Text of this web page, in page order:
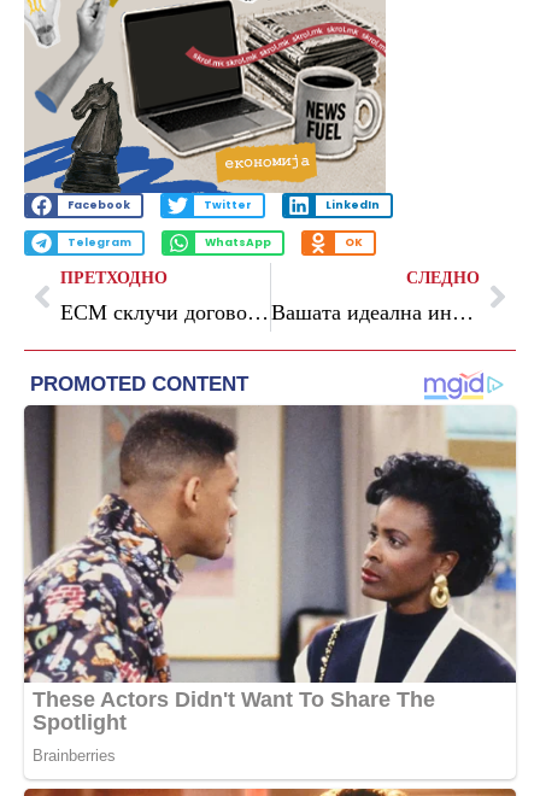
Facebook Twitter LinkedIn
Telegram WhatsApp OK
ПРЕТХОДНО
ЕСМ склучи договор со фирмата „Топлина“ за ископ на јаглен
СЛЕДНО
Вашата идеална инвестиција: Остануваат уште пет дена за искористување на ексклузивната зимска понуда за станови во „Grand View“